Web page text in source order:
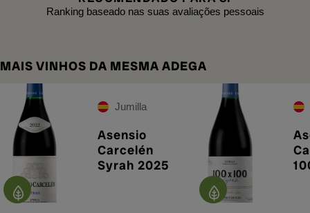
Ranking baseado nas suas avaliações pessoais
MAIS VINHOS DA MESMA ADEGA
Jumilla
Asensio
Carcelén
Syrah 2025